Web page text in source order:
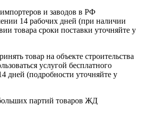
и заводов в РФ
14 рабочих дней (при наличии
товара сроки поставки уточняйте у
товар на объекте строительства
услугой бесплатного
дней (подробности уточняйте у
партий товаров ЖД